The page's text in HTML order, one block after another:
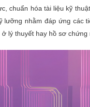
chuẩn hóa tài liệu kỹ
nhằm đáp ứng các
lý thuyết hay hồ sơ chứng